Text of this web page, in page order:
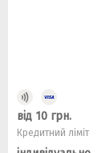
від 10 грн.
Кредитний ліміт